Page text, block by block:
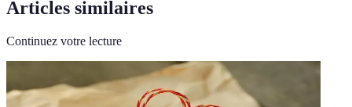
Articles similaires
Continuez votre lecture